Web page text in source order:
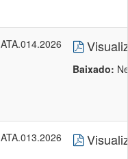
ATA.014.2026
Baixado:
ATA.013.2026